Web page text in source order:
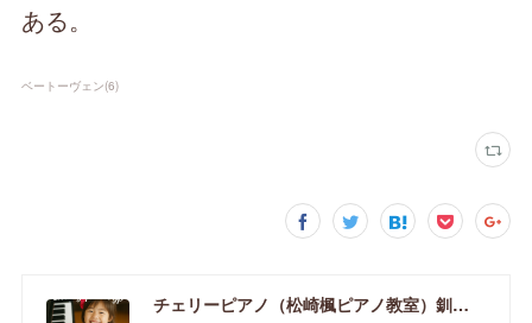
ある。
ベートーヴェン(6)
チェリーピアノ（松崎楓ピアノ教室）釧路市のピアノ教室